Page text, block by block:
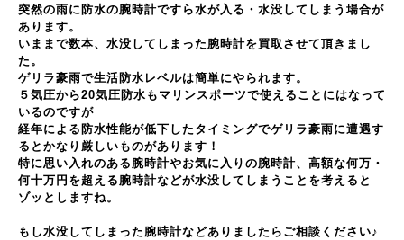
突然の雨に防水の腕時計ですら水が入る・水没してしまう場合が
あります。
いままで数本、水没してしまった腕時計を買取させて頂きまし
た。
ゲリラ豪雨で生活防水レベルは簡単にやられます。
５気圧から20気圧防水もマリンスポーツで使えることにはなって
いるのですが
経年による防水性能が低下したタイミングでゲリラ豪雨に遭遇す
るとかなり厳しいものがあります！
特に思い入れのある腕時計やお気に入りの腕時計、高額な何万・
何十万円を超える腕時計などが水没してしまうことを考えると
ゾッとしますね。
もし水没してしまった腕時計などありましたらご相談ください♪